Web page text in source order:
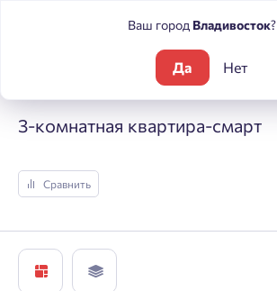
Погода
3-комнатная квартира-смарт
Сравнить
Ваш город Владивосток?
Да Нет